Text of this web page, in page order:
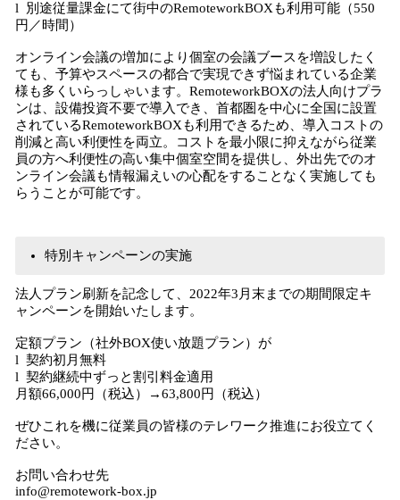
l 別途従量課金にて街中のRemoteworkBOXも利用可能（550
円／時間）
オンライン会議の増加により個室の会議ブースを増設したく
ても、予算やスペースの都合で実現できず悩まれている企業
様も多くいらっしゃいます。RemoteworkBOXの法人向けプラ
ンは、設備投資不要で導入でき、首都圏を中心に全国に設置
されているRemoteworkBOXも利用できるため、導入コストの
削減と高い利便性を両立。コストを最小限に抑えながら従業
員の方へ利便性の高い集中個室空間を提供し、外出先でのオ
ンライン会議も情報漏えいの心配をすることなく実施しても
らうことが可能です。
特別キャンペーンの実施
法人プラン刷新を記念して、2022年3月末までの期間限定キ
ャンペーンを開始いたします。
定額プラン（社外BOX使い放題プラン）が
l 契約初月無料
l 契約継続中ずっと割引料金適用
月額66,000円（税込）→63,800円（税込）
ぜひこれを機に従業員の皆様のテレワーク推進にお役立てく
ださい。
お問い合わせ先
info@remotework-box.jp